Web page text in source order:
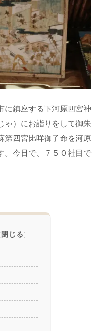
に鎮座する下河原四宮神
ゃ）にお詣りをして御朱
第四宮比咩御子命を河原
。今日で、７５０社目で